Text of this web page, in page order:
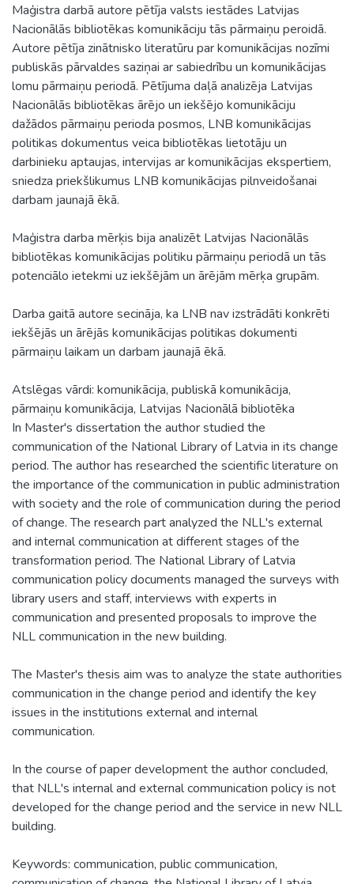
Maģistra darbā autore pētīja valsts iestādes Latvijas
Nacionālās bibliotēkas komunikāciju tās pārmaiņu peroidā.
Autore pētīja zinātnisko literatūru par komunikācijas nozīmi
publiskās pārvaldes saziņai ar sabiedrību un komunikācijas
lomu pārmaiņu periodā. Pētījuma daļā analizēja Latvijas
Nacionālās bibliotēkas ārējo un iekšējo komunikāciju
dažādos pārmaiņu perioda posmos, LNB komunikācijas
politikas dokumentus veica bibliotēkas lietotāju un
darbinieku aptaujas, intervijas ar komunikācijas ekspertiem,
sniedza priekšlikumus LNB komunikācijas pilnveidošanai
darbam jaunajā ēkā.
Maģistra darba mērķis bija analizēt Latvijas Nacionālās
bibliotēkas komunikācijas politiku pārmaiņu periodā un tās
potenciālo ietekmi uz iekšējām un ārējām mērķa grupām.
Darba gaitā autore secināja, ka LNB nav izstrādāti konkrēti
iekšējās un ārējās komunikācijas politikas dokumenti
pārmaiņu laikam un darbam jaunajā ēkā.
Atslēgas vārdi: komunikācija, publiskā komunikācija,
pārmaiņu komunikācija, Latvijas Nacionālā bibliotēka
In Master's dissertation the author studied the
communication of the National Library of Latvia in its change
period. The author has researched the scientific literature on
the importance of the communication in public administration
with society and the role of communication during the period
of change. The research part analyzed the NLL's external
and internal communication at different stages of the
transformation period. The National Library of Latvia
communication policy documents managed the surveys with
library users and staff, interviews with experts in
communication and presented proposals to improve the
NLL communication in the new building.
The Master's thesis aim was to analyze the state authorities
communication in the change period and identify the key
issues in the institutions external and internal
communication.
In the course of paper development the author concluded,
that NLL's internal and external communication policy is not
developed for the change period and the service in new NLL
building.
Keywords: communication, public communication,